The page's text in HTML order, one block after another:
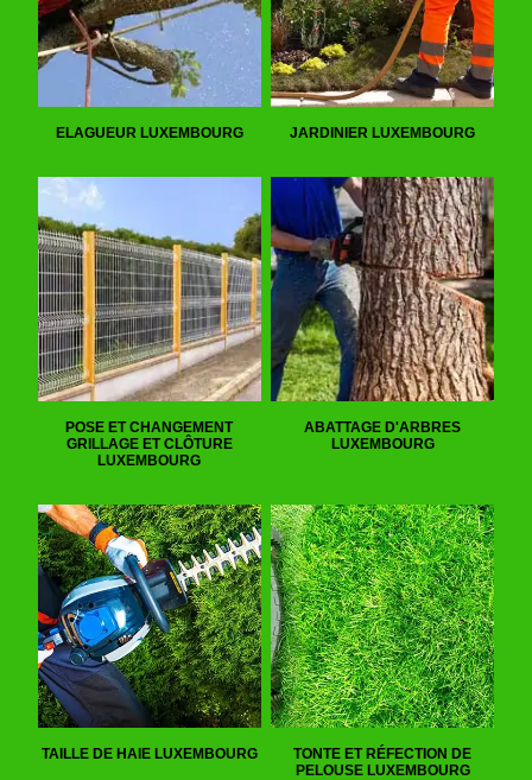
ELAGUEUR LUXEMBOURG JARDINIER LUXEMBOURG
POSE ET CHANGEMENT
GRILLAGE ET CLÔTURE
LUXEMBOURG
ABATTAGE D'ARBRES
LUXEMBOURG
TAILLE DE HAIE LUXEMBOURG
TONTE ET RÉFECTION DE
PELOUSE LUXEMBOURG